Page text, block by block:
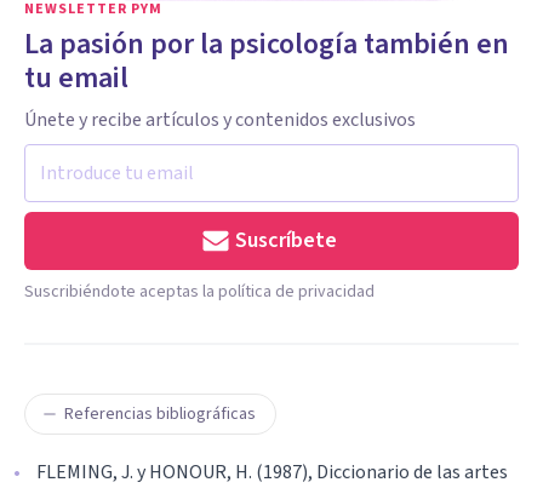
NEWSLETTER PYM
La pasión por la psicología también en
tu email
Únete y recibe artículos y contenidos exclusivos
Suscríbete
Suscribiéndote aceptas la política de privacidad
Referencias bibliográficas
FLEMING, J. y HONOUR, H. (1987), Diccionario de las artes